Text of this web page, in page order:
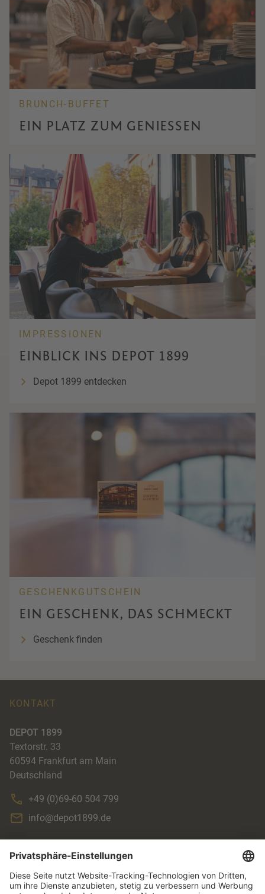
BRUNCH-BUFFET
EIN PLATZ ZUM GENIESSEN
IMPRESSIONEN
EINBLICK INS DEPOT 1899
Depot 1899 entdecken
GESCHENKGUTSCHEIN
EIN GESCHENK, DAS SCHMECKT
Geschenk finden
ACCENTE
AGB
KONTAKT
DEPOT 1899
Textorstr. 33
60594 Frankfurt am Main
Deutschland
+49 (0)69-60 504 799
info@depot1899.de